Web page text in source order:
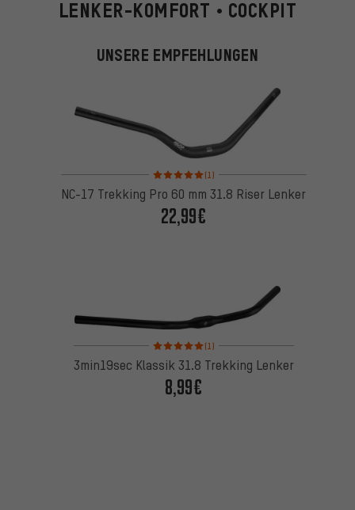
LENKER-KOMFORT • COCKPIT
UNSERE EMPFEHLUNGEN
Bewertungen: 5 von 5 basierend auf 1
(1)
NC-17 Trekking Pro 60 mm 31.8 Riser Lenker
22,99€
Bewertungen: 5 von 5 basierend auf 1
(1)
3min19sec Klassik 31.8 Trekking Lenker
8,99€